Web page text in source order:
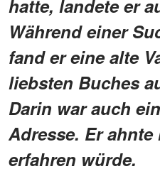
hatte, landete er
Während einer
fand er eine alte
liebsten Buches
Darin war auch
Adresse. Er
erfahren würde.